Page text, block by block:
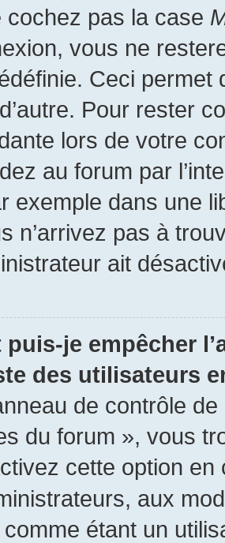
cochez pas la case
vous ne
Ceci permet
Pour rester
lors de votre
au forum par
exemple dans une
n’arrivez pas à
ait
puis-je empêcher
des utilisateurs
de contrôle
du forum », vous
cette option
aux
étant un